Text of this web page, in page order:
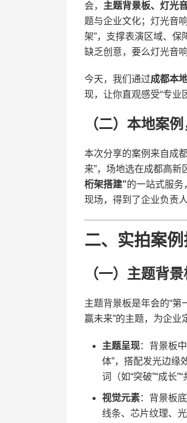
会，​ 主题背景板、灯光
题与企业文化；灯光音
架”，支撑表演区域、
缺乏创意，要么灯光音
今天，我们通过​成都本
现，让你直观感受“专业
（二）本地案
本次分享的案例来自成
来”，场地选在成都高新
桁架搭建”​的一站式服务
现场，得到了企业负责
二、实拍案
（一）主题背
主题背景板是年会的“第
赢未来”的主题，为企业
​主题呈现​：背景板
体”，搭配发光边缘
词（如“突破”“成长
​视觉元素​：背景板
线条、芯片纹理、